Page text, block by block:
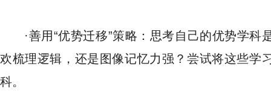
·善用“优势迁移”策略：思考自己的优势学
欢梳理逻辑，还是图像记忆力强？尝试将这些学
科。